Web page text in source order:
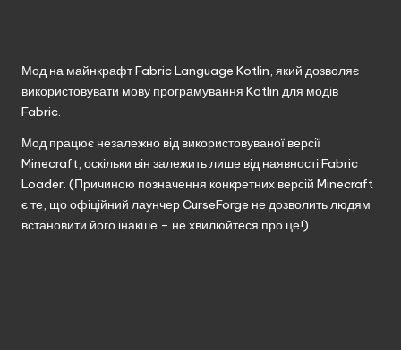
Мод на майнкрафт Fabric Language Kotlin, який дозволяє
використовувати мову програмування Kotlin для модів
Fabric.
Мод працює незалежно від використовуваної версії
Minecraft, оскільки він залежить лише від наявності Fabric
Loader. (Причиною позначення конкретних версій Minecraft
є те, що офіційний лаунчер CurseForge не дозволить людям
встановити його інакше – не хвилюйтеся про це!)